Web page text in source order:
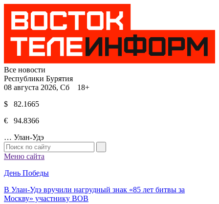
Все новости
Республики Бурятия
08 августа 2026, Сб 18+
$ 82.1665
€ 94.8366
… Улан-Удэ
Меню сайта
День Победы
В Улан-Удэ вручили нагрудный знак «85 лет битвы за
Москву» участнику ВОВ